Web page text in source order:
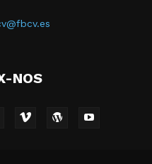
NOS